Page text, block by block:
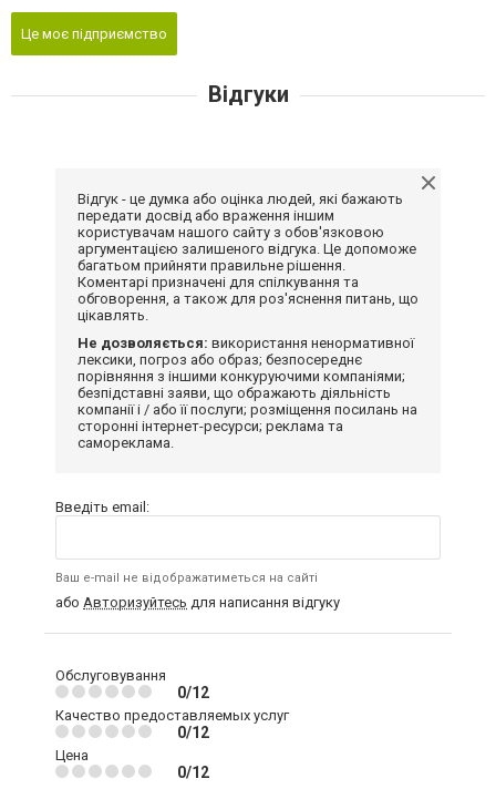
Це моє підприємство
Відгуки
Відгук - це думка або оцінка людей, які бажають
передати досвід або враження іншим
користувачам нашого сайту з обов'язковою
аргументацією залишеного відгука. Це допоможе
багатьом прийняти правильне рішення.
Коментарі призначені для спілкування та
обговорення, а також для роз'яснення питань, що
цікавлять.
Не дозволяється: використання ненормативної
лексики, погроз або образ; безпосереднє
порівняння з іншими конкуруючими компаніями;
безпідставні заяви, що ображають діяльність
компанії і / або її послуги; розміщення посилань на
сторонні інтернет-ресурси; реклама та
самореклама.
Введіть email:
Ваш e-mail не відображатиметься на сайті
або Авторизуйтесь для написання відгуку
Обслуговування
0/12
Качество предоставляемых услуг
0/12
Цена
0/12